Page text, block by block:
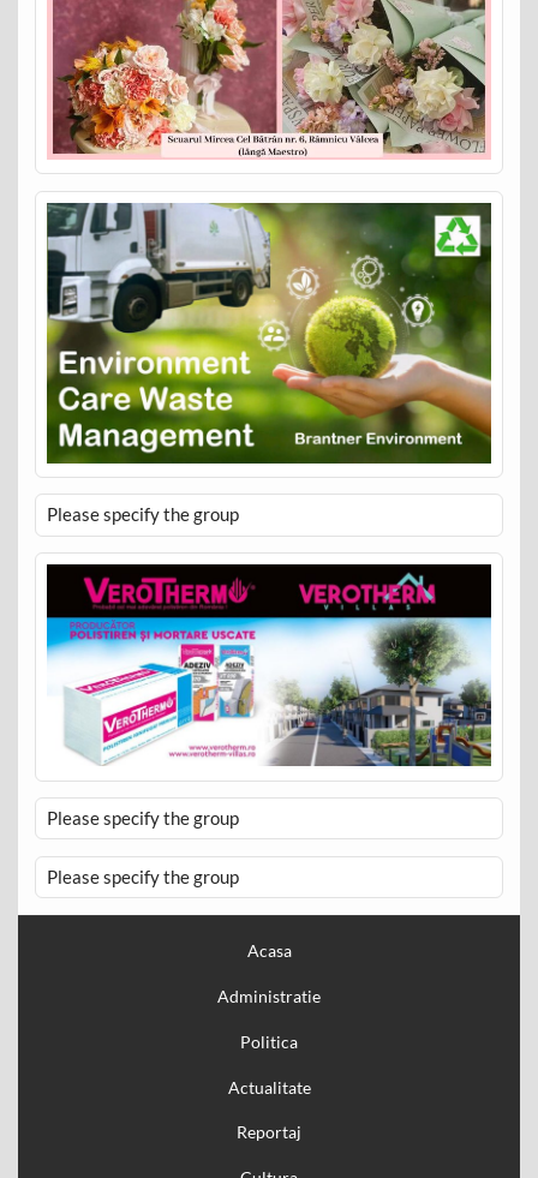
Please specify the group
Please specify the group
Please specify the group
Acasa
Administratie
Politica
Actualitate
Reportaj